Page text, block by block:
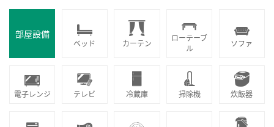
部屋設備
ベッド カーテン
ローテーブ
ル
ソファ
電子レンジ テレビ 冷蔵庫 掃除機 炊飯器